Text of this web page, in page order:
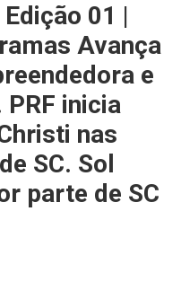
01 |
Avança
e
PRF inicia
nas
SC. Sol
parte de SC